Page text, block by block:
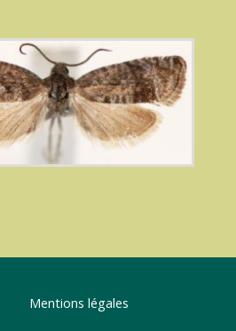
Mentions légales